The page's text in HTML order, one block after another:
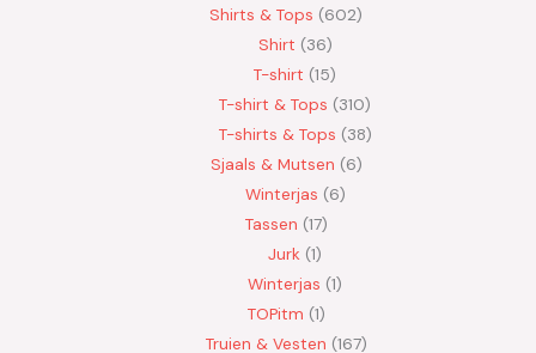
Shirts & Tops 602
Shirt 36
T-shirt 15
T-shirt & Tops 310
T-shirts & Tops 38
Sjaals & Mutsen 6
Winterjas 6
Tassen 17
Jurk 1
Winterjas 1
TOPitm 1
Truien & Vesten 167